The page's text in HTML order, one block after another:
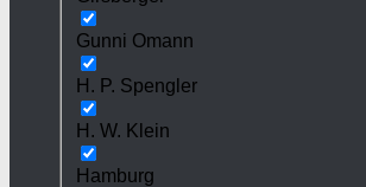
Gunni Omann
H. P. Spengler
H. W. Klein
Hamburg